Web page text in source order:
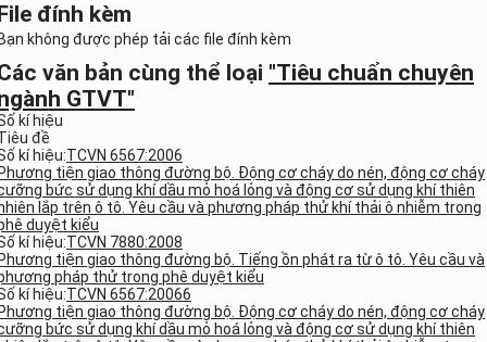
đính kèm
không được phép tải các file đính kèm
văn bản cùng thể loại "Tiêu chuẩn chuyên
GTVT"
kí hiệu
đề
kí hiệu:TCVN 6567:2006
tiện giao thông đường bộ. Động cơ cháy do nén, động cơ cháy
bức sử dụng khí dầu mỏ hoá lỏng và động cơ sử dụng khí thiên
lắp trên ô tô. Yêu cầu và phương pháp thử khí thải ô nhiễm trong
duyệt kiểu
kí hiệu:TCVN 7880:2008
tiện giao thông đường bộ. Tiếng ồn phát ra từ ô tô. Yêu cầu và
pháp thử trong phê duyệt kiểu
kí hiệu:TCVN 6567:20066
tiện giao thông đường bộ. Động cơ cháy do nén, động cơ cháy
bức sử dụng khí dầu mỏ hoá lỏng và động cơ sử dụng khí thiên